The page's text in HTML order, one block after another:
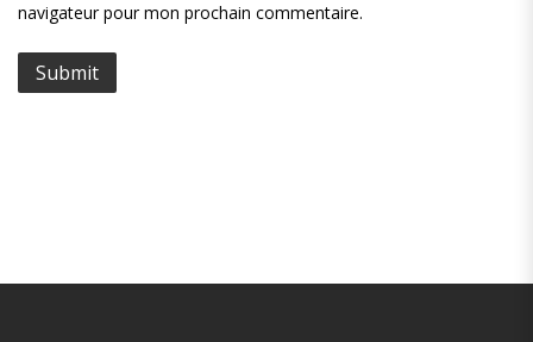
navigateur pour mon prochain commentaire.